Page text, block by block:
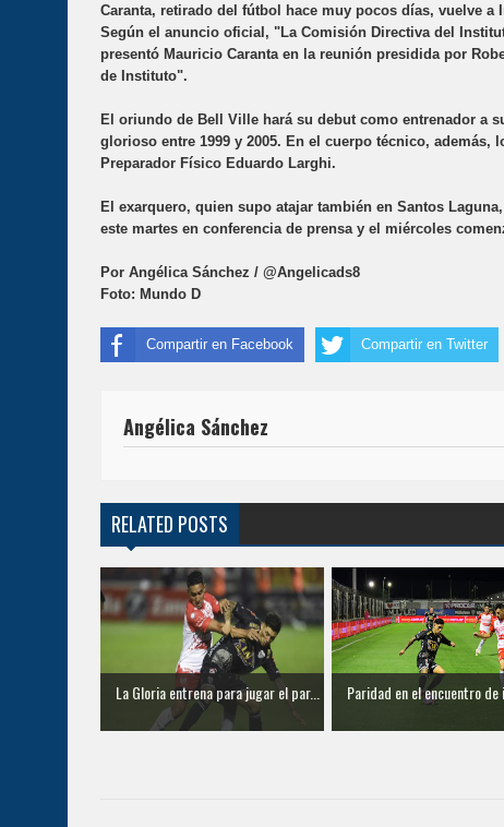
Caranta, retirado del fútbol hace muy pocos días, vuelve
Según el anuncio oficial, "La Comisión Directiva del
presentó Mauricio Caranta en la reunión presidida por
de Instituto".
El oriundo de Bell Ville hará su debut como entrenador a
glorioso entre 1999 y 2005. En el cuerpo técnico,
Preparador Físico Eduardo Larghi.
El exarquero, quien supo atajar también en Santos
este martes en conferencia de prensa y el miércoles
Por Angélica Sánchez / @Angelicads8
Foto: Mundo D
Compartir en Facebook Compartir en Twitter
Angélica Sánchez
RELATED POSTS
La Gloria entrena para jugar el par... Paridad en el encuentro de